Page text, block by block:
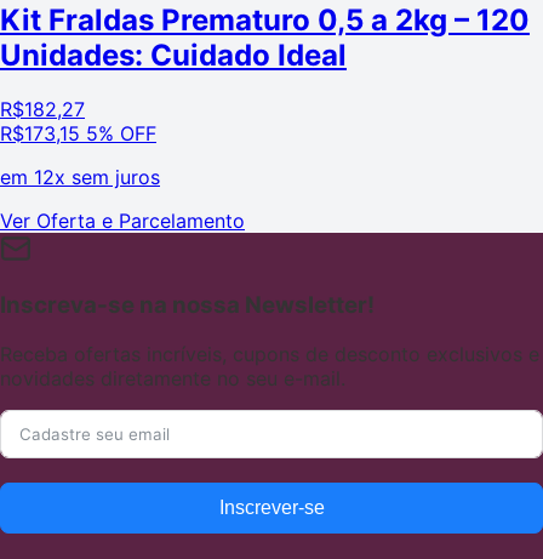
Kit Fraldas Prematuro 0,5 a 2kg – 120
Unidades: Cuidado Ideal
R$182,27
R$173,15 5% OFF
em 12x sem juros
Ver Oferta e Parcelamento
Inscreva-se na nossa Newsletter!
Receba ofertas incríveis, cupons de desconto exclusivos e
novidades diretamente no seu e-mail.
Inscrever-se